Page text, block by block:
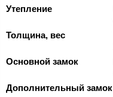
Утепление
Толщина, вес
Основной замок
Дополнительный замок